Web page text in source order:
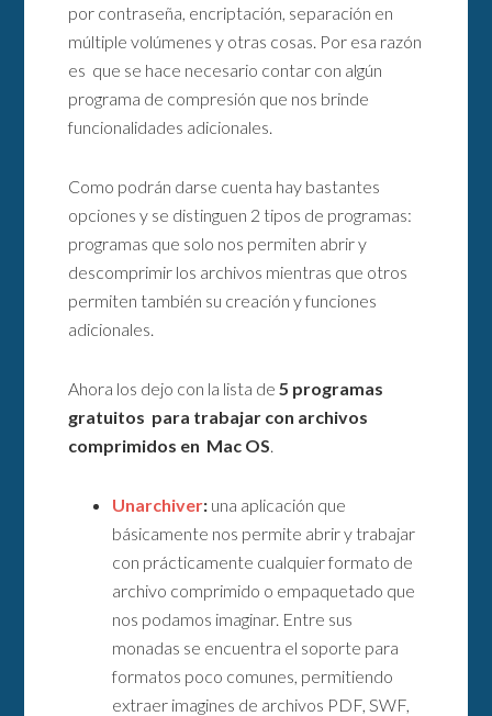
por contraseña, encriptación, separación en
múltiple volúmenes y otras cosas. Por esa razón
es que se hace necesario contar con algún
programa de compresión que nos brinde
funcionalidades adicionales.
Como podrán darse cuenta hay bastantes
opciones y se distinguen 2 tipos de programas:
programas que solo nos permiten abrir y
descomprimir los archivos mientras que otros
permiten también su creación y funciones
adicionales.
Ahora los dejo con la lista de5 programas
gratuitos para trabajar con archivos
comprimidos en Mac OS.
Unarchiver: una aplicación que
básicamente nos permite abrir y trabajar
con prácticamente cualquier formato de
archivo comprimido o empaquetado que
nos podamos imaginar. Entre sus
monadas se encuentra el soporte para
formatos poco comunes, permitiendo
extraer imagines de archivos PDF, SWF,